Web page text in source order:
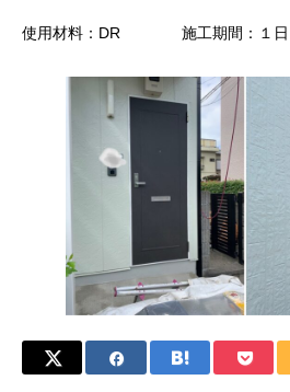
使用材料：DR 施工期間：１日